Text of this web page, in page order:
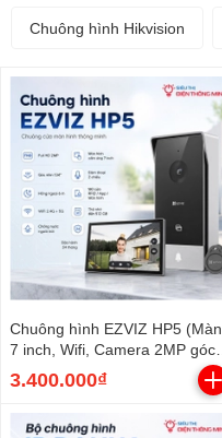
Chuông hình Hikvision
Chuông hình EZVIZ HP5 (Màn
7 inch, Wifi, Camera 2MP góc
134°)
3.400.000₫